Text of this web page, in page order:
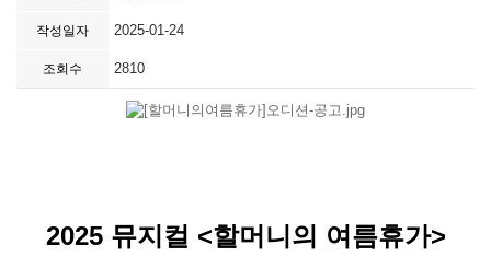
작성일자 2025-01-24
조회수 2810
2025 뮤지컬 <할머니의 여름휴가>